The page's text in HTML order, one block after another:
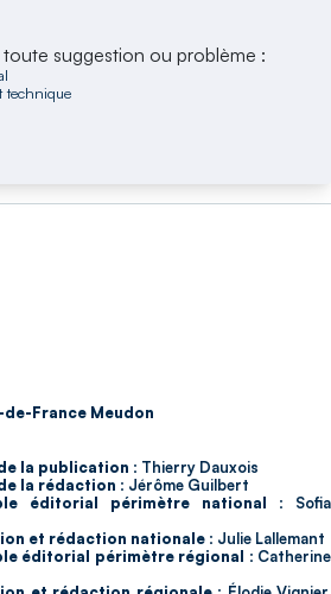
suggestion ou problème :
technique
France Meudon
la publication : Thierry Dauxois
la rédaction : Jérôme Guilbert
éditorial périmètre national : Sofia
et rédaction nationale : Julie Lallemant
éditorial périmètre régional : Catherine